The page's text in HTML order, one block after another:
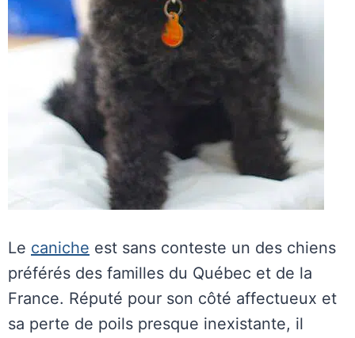
Le caniche est sans conteste un des chiens
préférés des familles du Québec et de la
France. Réputé pour son côté affectueux et
sa perte de poils presque inexistante, il